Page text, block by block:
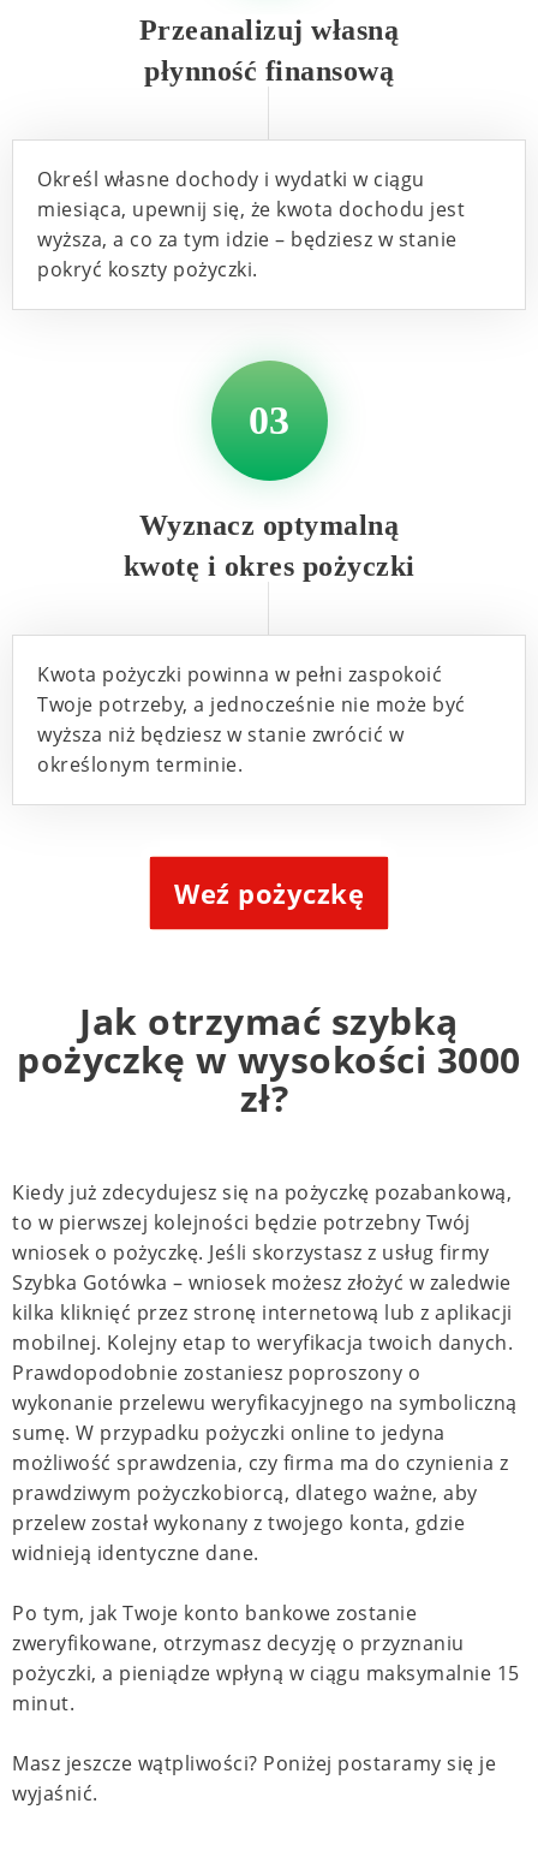
Przeanalizuj własną
płynność finansową
Określ własne dochody i wydatki w ciągu
miesiąca, upewnij się, że kwota dochodu jest
wyższa, a co za tym idzie – będziesz w stanie
pokryć koszty pożyczki.
03
Wyznacz optymalną
kwotę i okres pożyczki
Kwota pożyczki powinna w pełni zaspokoić
Twoje potrzeby, a jednocześnie nie może być
wyższa niż będziesz w stanie zwrócić w
określonym terminie.
Weź pożyczkę
Jak otrzymać szybką
pożyczkę w wysokości 3000
zł?
Kiedy już zdecydujesz się na pożyczkę pozabankową,
to w pierwszej kolejności będzie potrzebny Twój
wniosek o pożyczkę. Jeśli skorzystasz z usług firmy
Szybka Gotówka – wniosek możesz złożyć w zaledwie
kilka kliknięć przez stronę internetową lub z aplikacji
mobilnej. Kolejny etap to weryfikacja twoich danych.
Prawdopodobnie zostaniesz poproszony o
wykonanie przelewu weryfikacyjnego na symboliczną
sumę. W przypadku pożyczki online to jedyna
możliwość sprawdzenia, czy firma ma do czynienia z
prawdziwym pożyczkobiorcą, dlatego ważne, aby
przelew został wykonany z twojego konta, gdzie
widnieją identyczne dane.
Po tym, jak Twoje konto bankowe zostanie
zweryfikowane, otrzymasz decyzję o przyznaniu
pożyczki, a pieniądze wpłyną w ciągu maksymalnie 15
minut.
Masz jeszcze wątpliwości? Poniżej postaramy się je
wyjaśnić.